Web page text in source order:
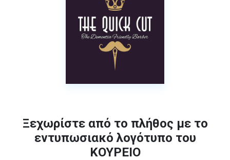
Ξεχωρίστε από το πλήθος με το
εντυπωσιακό λογότυπο του
ΚΟΥΡΕΙΟ